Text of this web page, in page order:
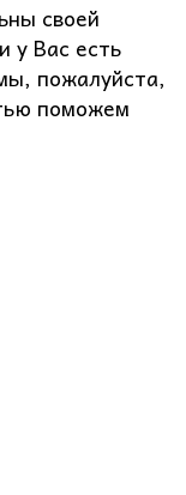
своей
у Вас есть
пожалуйста,
поможем